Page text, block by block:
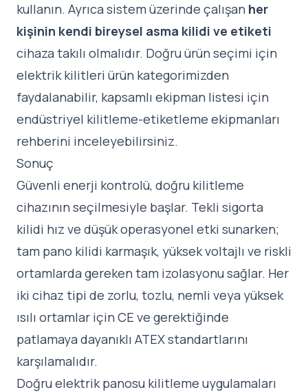
kullanın. Ayrıca sistem üzerinde çalışan her
kişinin kendi bireysel asma kilidi ve etiketi
cihaza takılı olmalıdır. Doğru ürün seçimi için
elektrik kilitleri ürün kategorimizden
faydalanabilir, kapsamlı ekipman listesi için
endüstriyel kilitleme-etiketleme ekipmanları
rehberini inceleyebilirsiniz.
Sonuç
Güvenli enerji kontrolü, doğru kilitleme
cihazının seçilmesiyle başlar. Tekli sigorta
kilidi hız ve düşük operasyonel etki sunarken;
tam pano kilidi karmaşık, yüksek voltajlı ve riskli
ortamlarda gereken tam izolasyonu sağlar. Her
iki cihaz tipi de zorlu, tozlu, nemli veya yüksek
ısılı ortamlar için CE ve gerektiğinde
patlamaya dayanıklı ATEX standartlarını
karşılamalıdır.
Doğru elektrik panosu kilitleme uygulamaları